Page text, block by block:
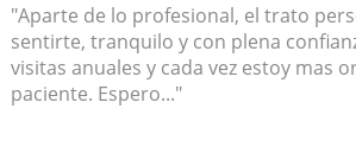
"Aparte de lo profesional, el trato
sentirte, tranquilo y con plena
visitas anuales y cada vez estoy mas
paciente. Espero..."